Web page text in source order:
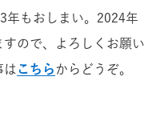
年もおしまい。2024年
ので、よろしくお願い
は こちらからどうぞ。